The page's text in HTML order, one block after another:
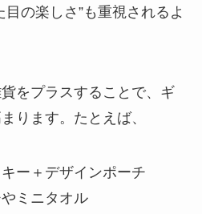
目の楽しさ”も重視されるよ
をプラスすることで、ギ
ります。たとえば、
ー＋デザインポーチ
ミニタオル